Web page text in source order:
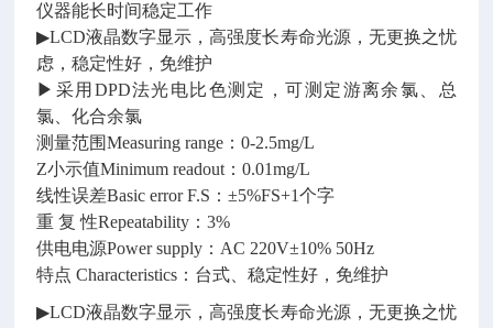
仪器能长时间稳定工作
▶LCD液晶数字显示，高强度长寿命光源，无更换之忧
虑，稳定性好，免维护
▶采用DPD法光电比色测定，可测定游离余氯、总
氯、化合余氯
测量范围Measuring range：0-2.5mg/L
Z小示值Minimum readout：0.01mg/L
线性误差Basic error F.S：±5%FS+1个字
重 复 性Repeatability：3%
供电电源Power supply：AC 220V±10% 50Hz
特点 Characteristics：台式、稳定性好，免维护
▶LCD液晶数字显示，高强度长寿命光源，无更换之忧